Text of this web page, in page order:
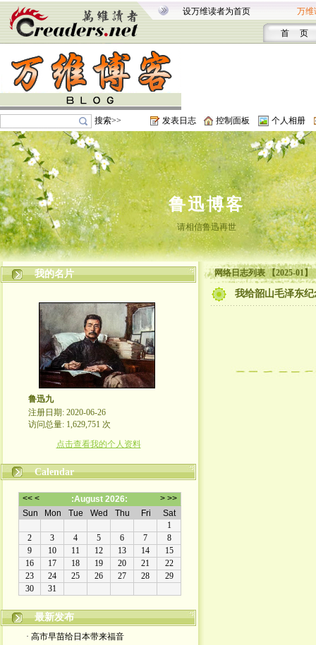
设万维读者为首页 万维
首 页
搜索>> 发表日志 控制面板 个人相册
鲁迅博客
请相信鲁迅再世
我的名片
鲁迅九
注册日期: 2020-06-26
访问总量: 1,629,751 次
点击查看我的个人资料
Calendar
最新发布
· 高市早苗给日本带来福音
网络日志列表 【2025-01】
我给韶山毛泽东